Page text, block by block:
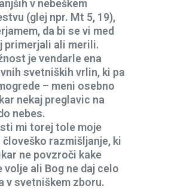
v nebeškem
(glej npr. Mt 5, 19),
da bi se vi med
primerjali ali merili.
je vendarle ena
svetniških vrlin, ki pa
– meni osebno
nekaj preglavic na
nebes.
mi torej tole moje
razmišljanje, ki
ne povzroči kake
volje ali Bog ne daj celo
v svetniškem zboru.